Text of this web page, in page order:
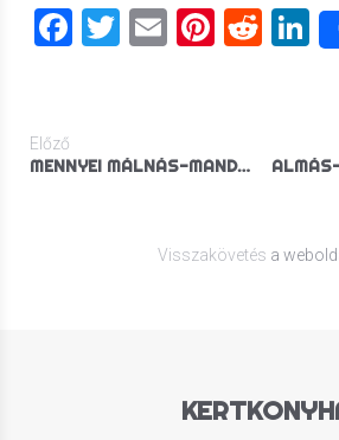
Facebook
Twitter
Email
Előző
MENNYEI MÁLNÁS-MANDULÁS SZELETKÉK
Visszakövetés a